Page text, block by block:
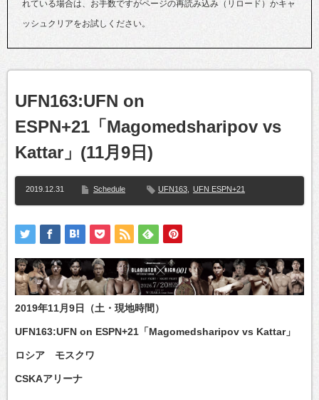
れている場合は、お手数ですがページの再読み込み（リロード）かキャ
ッシュクリアをお試しください。
UFN163:UFN on
ESPN+21「Magomedsharipov vs
Kattar」(11月9日)
2019.12.31 Schedule UFN163 UFN ESPN+21
2019年11月9日（土・現地時間）
UFN163:UFN on ESPN+21「Magomedsharipov vs Kattar」
ロシア モスクワ
CSKAアリーナ